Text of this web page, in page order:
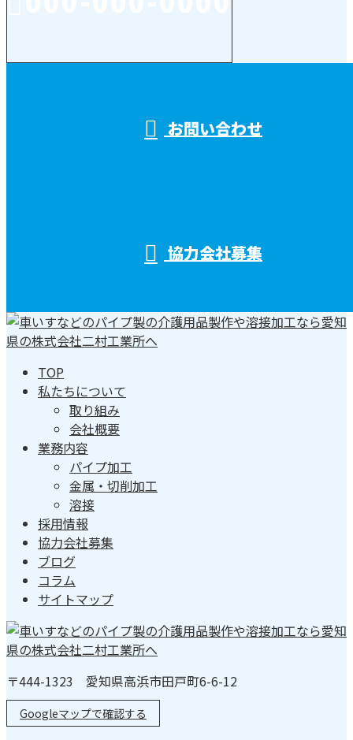
お問い合わせ
協力会社募集
TOP
私たちについて
取り組み
会社概要
業務内容
パイプ加工
金属・切削加工
溶接
採用情報
協力会社募集
ブログ
コラム
サイトマップ
〒444-1323 愛知県高浜市田戸町6-6-12
Googleマップで確認する